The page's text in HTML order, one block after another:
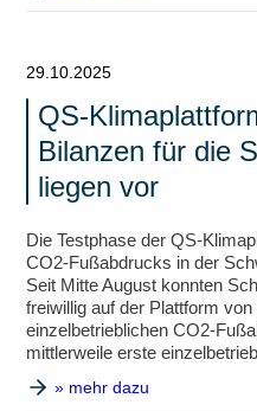
29.10.2025
QS-
Bilanzen für die
liegen vor
Die Testphase der QS-
CO2-Fußabdrucks in der
Seit Mitte August konnten
freiwillig auf der Plattform
einzelbetrieblichen CO2-
mittlerweile erste
» mehr dazu